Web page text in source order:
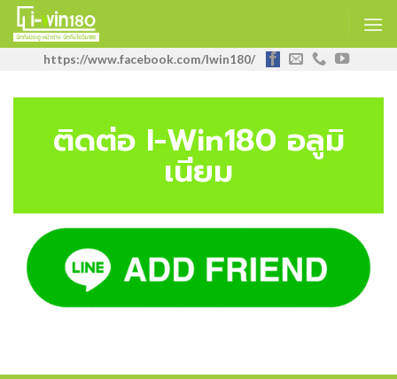
https://www.facebook.com/Iwin180/
ติดต่อ I-Win180 อลูมิ
เนียม